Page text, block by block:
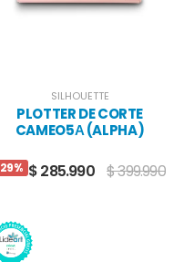
SILHOUETTE
PLOTTER DE CORTE
CAMEO5Α (ALPHA)
29% $ 285.990 $ 399.990